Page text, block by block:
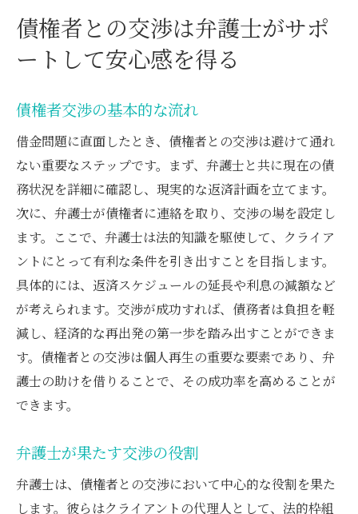
債権者との交渉は弁護士がサポ
ートして安心感を得る
債権者交渉の基本的な流れ
借金問題に直面したとき、債権者との交渉は避けて通れ
ない重要なステップです。まず、弁護士と共に現在の債
務状況を詳細に確認し、現実的な返済計画を立てます。
次に、弁護士が債権者に連絡を取り、交渉の場を設定し
ます。ここで、弁護士は法的知識を駆使して、クライア
ントにとって有利な条件を引き出すことを目指します。
具体的には、返済スケジュールの延長や利息の減額など
が考えられます。交渉が成功すれば、債務者は負担を軽
減し、経済的な再出発の第一歩を踏み出すことができま
す。債権者との交渉は個人再生の重要な要素であり、弁
護士の助けを借りることで、その成功率を高めることが
できます。
弁護士が果たす交渉の役割
弁護士は、債権者との交渉において中心的な役割を果た
します。彼らはクライアントの代理人として、法的枠組